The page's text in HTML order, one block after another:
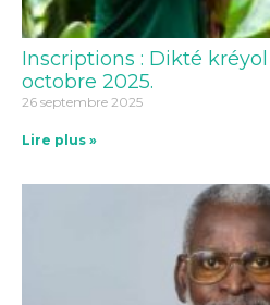
Inscriptions : Dikté
octobre 2025.
26 septembre 2025
Lire plus »